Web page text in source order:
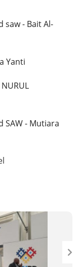
saw - Bait Al-
Yanti
SAW - Mutiara